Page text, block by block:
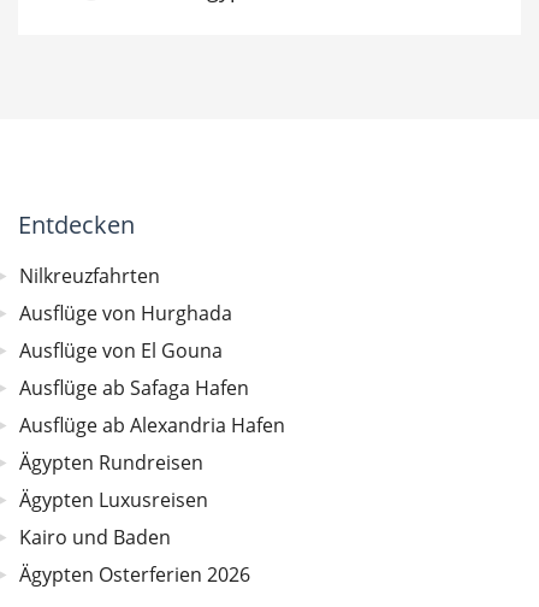
Entdecken
Nilkreuzfahrten
Ausflüge von Hurghada
Ausflüge von El Gouna
Ausflüge ab Safaga Hafen
Ausflüge ab Alexandria Hafen
Ägypten Rundreisen
Ägypten Luxusreisen
Kairo und Baden
Ägypten Osterferien 2026